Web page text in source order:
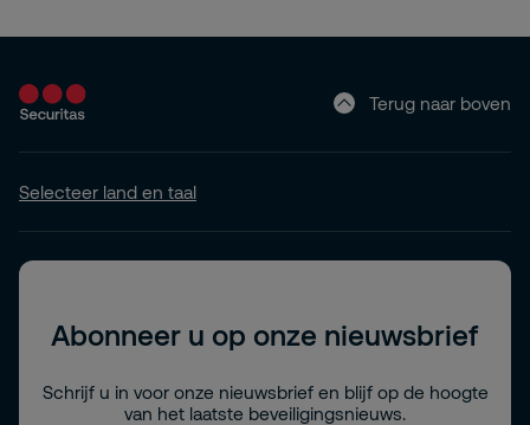
Terug naar boven
Selecteer land en taal
Abonneer u op onze nieuwsbrief
Schrijf u in voor onze nieuwsbrief en blijf op de hoogte
van het laatste beveiligingsnieuws.